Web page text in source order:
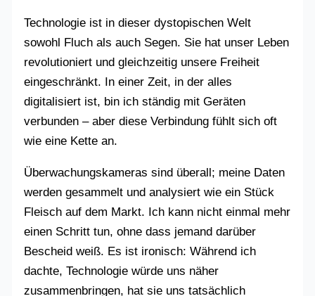
Technologie ist in dieser dystopischen Welt
sowohl Fluch als auch Segen. Sie hat unser Leben
revolutioniert und gleichzeitig unsere Freiheit
eingeschränkt. In einer Zeit, in der alles
digitalisiert ist, bin ich ständig mit Geräten
verbunden – aber diese Verbindung fühlt sich oft
wie eine Kette an.
Überwachungskameras sind überall; meine Daten
werden gesammelt und analysiert wie ein Stück
Fleisch auf dem Markt. Ich kann nicht einmal mehr
einen Schritt tun, ohne dass jemand darüber
Bescheid weiß. Es ist ironisch: Während ich
dachte, Technologie würde uns näher
zusammenbringen, hat sie uns tatsächlich